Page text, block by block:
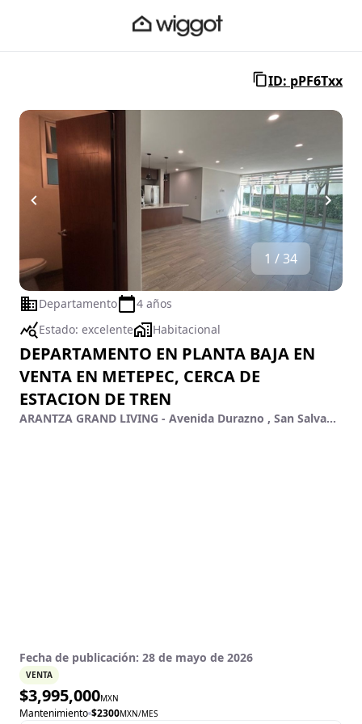
ID: pPF6Txx
1 / 34
Departamento
4 años
Estado: excelente Habitacional
DEPARTAMENTO EN PLANTA BAJA EN
VENTA EN METEPEC, CERCA DE
ESTACION DE TREN
ARANTZA GRAND LIVING - Avenida Durazno , San Salvador Tizatlali, Metepec, México
Fecha de publicación: 28 de mayo de 2026
VENTA
$3,995,000MXN
Mantenimiento $2300MXN/MES